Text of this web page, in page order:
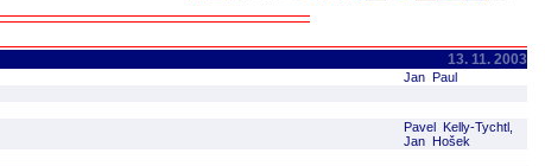
13. 11. 2003
Jan Paul
Pavel Kelly-Tychtl,
Jan Hošek